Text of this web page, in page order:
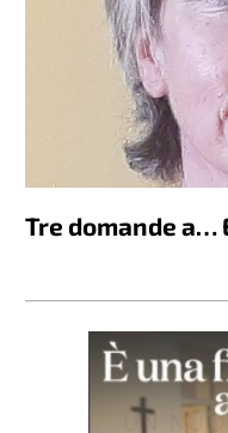
Tre domande a…